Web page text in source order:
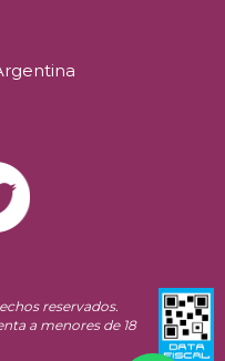
reservados.
a menores de 18